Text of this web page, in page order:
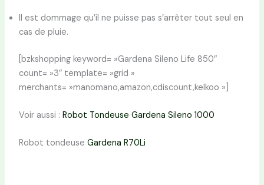
Il est dommage qu’il ne puisse pas s’arrêter tout seul en
cas de pluie.
[bzkshopping keyword= »Gardena Sileno Life 850″
count= »3″ template= »grid »
merchants= »manomano,amazon,cdiscount,kelkoo »]
Voir aussi : Robot Tondeuse Gardena Sileno 1000
Robot tondeuse Gardena R70Li